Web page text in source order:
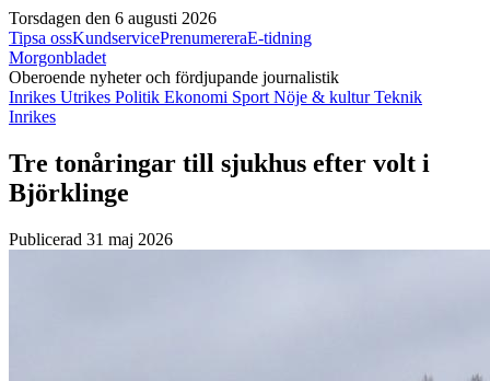
Torsdagen den 6 augusti 2026
Tipsa ossKundservicePrenumereraE-tidning
Morgonbladet
Oberoende nyheter och fördjupande journalistik
Inrikes Utrikes Politik Ekonomi Sport Nöje & kulturTeknik
Inrikes
Tre tonåringar till sjukhus efter volt i
Björklinge
Publicerad 31 maj 2026